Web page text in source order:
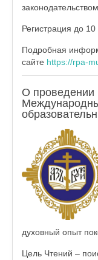
Регистрация до
Подробная
сайте https://rpa-
О проведении
духовный опыт
Цель Чтений –